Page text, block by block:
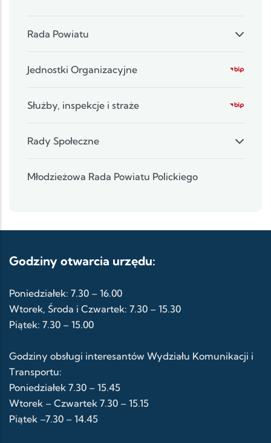
Rada Powiatu
Jednostki Organizacyjne
Służby, inspekcje i straże
Rady Społeczne
Młodzieżowa Rada Powiatu Polickiego
Godziny otwarcia urzędu:
Poniedziałek: 7.30 – 16.00
Wtorek, Środa i Czwartek: 7.30 – 15.30
Piątek: 7.30 – 15.00
Godziny obsługi interesantów Wydziału Komunikacji i
Transportu:
Poniedziałek 7.30 – 15.45
Wtorek – Czwartek 7.30 – 15.15
Piątek –7.30 – 14.45